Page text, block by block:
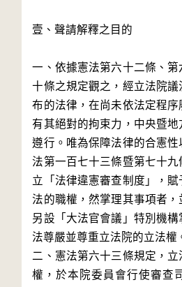
壹、聲請解釋之目的
一、依據憲法第六十二條、
十條之規定觀之，經立法院
布的法律，在尚未依法定程序
有其絕對的拘束力，中央暨
遵行。唯為保障法律的合憲
法第一百七十三條暨第七十
立「法律違憲審查制度」，
法的職權，然掌理其事項者
另設「大法官會議」特別機
法尊嚴並尊重立法院的立法權
二、憲法第六十三條規定，
權，於本院委員會行使審查